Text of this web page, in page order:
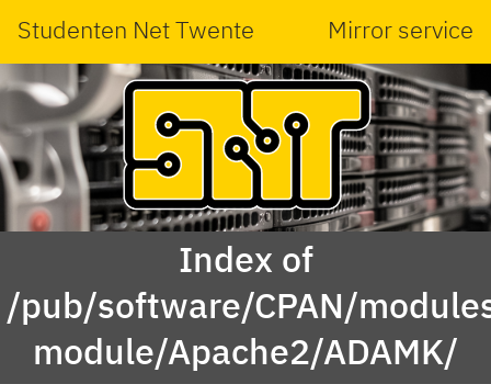
Studenten Net Twente Mirror service
Index of
/pub/software/CPAN/
module/Apache2/ADAMK/